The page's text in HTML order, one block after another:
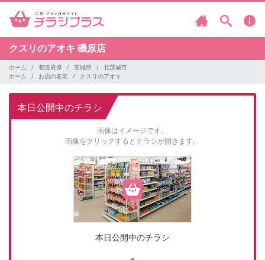
クスリのアオキ 磯原店
ホーム 都道府県 茨城県
北茨城市
ホーム
お店の名前 クスリのアオキ
本日公開中のチラシ
画像はイメージです。
画像をクリックするとチラシが開きます。
本日公開中のチラシ